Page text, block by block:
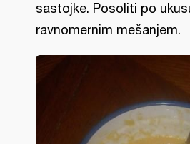
sastojke. Posoliti po
ravnomernim mešanjem.